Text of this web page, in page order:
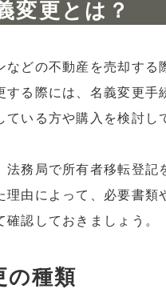
義変更の必要書類
時の注意点
と名義変更のポイント
変更とは？
などの不動産を売却す
る際には、名義変更手
ている方や購入を検討
法務局で所有者移転登
理由によって、必要書
認しておきましょう。
の種類